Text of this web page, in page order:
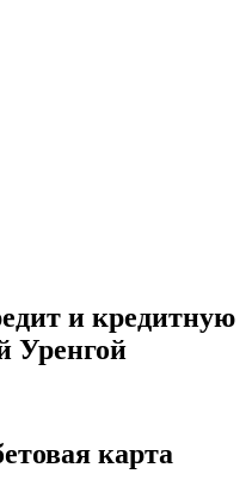
и кредитную
Уренгой
карта